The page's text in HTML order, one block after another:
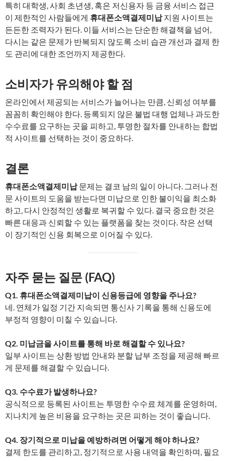
특히 대학생, 사회 초년생, 혹은 저신용자 등 금융 서비스 접근
이 제한적인 사람들에게 휴대폰소액결제미납지원 사이트는
든든한 조력자가 된다. 이들 서비스는 단순한 해결책을 넘어,
다시는 같은 문제가 반복되지 않도록 소비 습관 개선과 결제 한
도 관리에 대한 조언까지 제공한다.
소비자가 유의해야 할 점
온라인에서 제공되는 서비스가 늘어나는 만큼, 신뢰성 여부를
꼼꼼히 확인해야 한다. 등록되지 않은 불법 대행 업체나 과도한
수수료를 요구하는 곳을 피하고, 투명한 절차를 안내하는 합법
적 사이트를 선택하는 것이 중요하다.
결론
휴대폰소액결제미납문제는 결코 남의 일이 아니다. 그러나 전
문 사이트의 도움을 받는다면 미납으로 인한 불이익을 최소화
하고, 다시 안정적인 생활로 복귀할 수 있다. 결국 중요한 것은
빠른 대응과 신뢰할 수 있는 플랫폼을 찾는 것이다. 작은 선택
이 장기적인 신용 회복으로 이어질 수 있다.
자주 묻는 질문 (FAQ)
Q1. 휴대폰소액결제미납이 신용등급에 영향을 주나요?
네. 연체가 일정 기간 지속되면 통신사 기록을 통해 신용도에
부정적 영향이 미칠 수 있습니다.
Q2. 미납금을 사이트를 통해 바로 해결할 수 있나요?
일부 사이트는 상환 방법 안내와 분할 납부 조정을 제공해 빠르
게 문제를 해결할 수 있습니다.
Q3. 수수료가 발생하나요?
공식적으로 등록된 사이트는 투명한 수수료 체계를 운영하며,
지나치게 높은 비용을 요구하는 곳은 피하는 것이 좋습니다.
Q4. 장기적으로 미납을 예방하려면 어떻게 해야 하나요?
결제 한도를 관리하고, 정기적으로 사용 내역을 확인하며, 필요